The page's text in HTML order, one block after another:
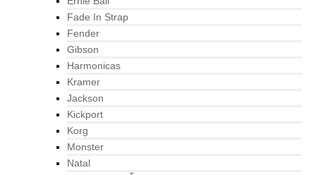
Fade In Strap
Fender
Gibson
Harmonicas
Kramer
Jackson
Kickport
Korg
Monster
Natal